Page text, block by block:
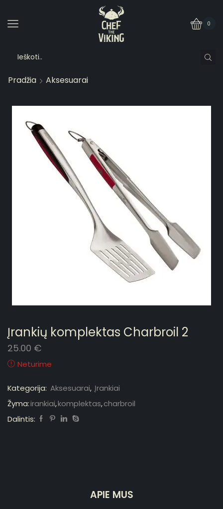
0
Pradžia Aksesuarai
Įrankių komplektas Charbroil 2
25.00 €
Neturime
Kategorija: Aksesuarai, Įrankiai
Žyma:irankiai,komplektas,charbroil
Dalintis:
APIE MUS